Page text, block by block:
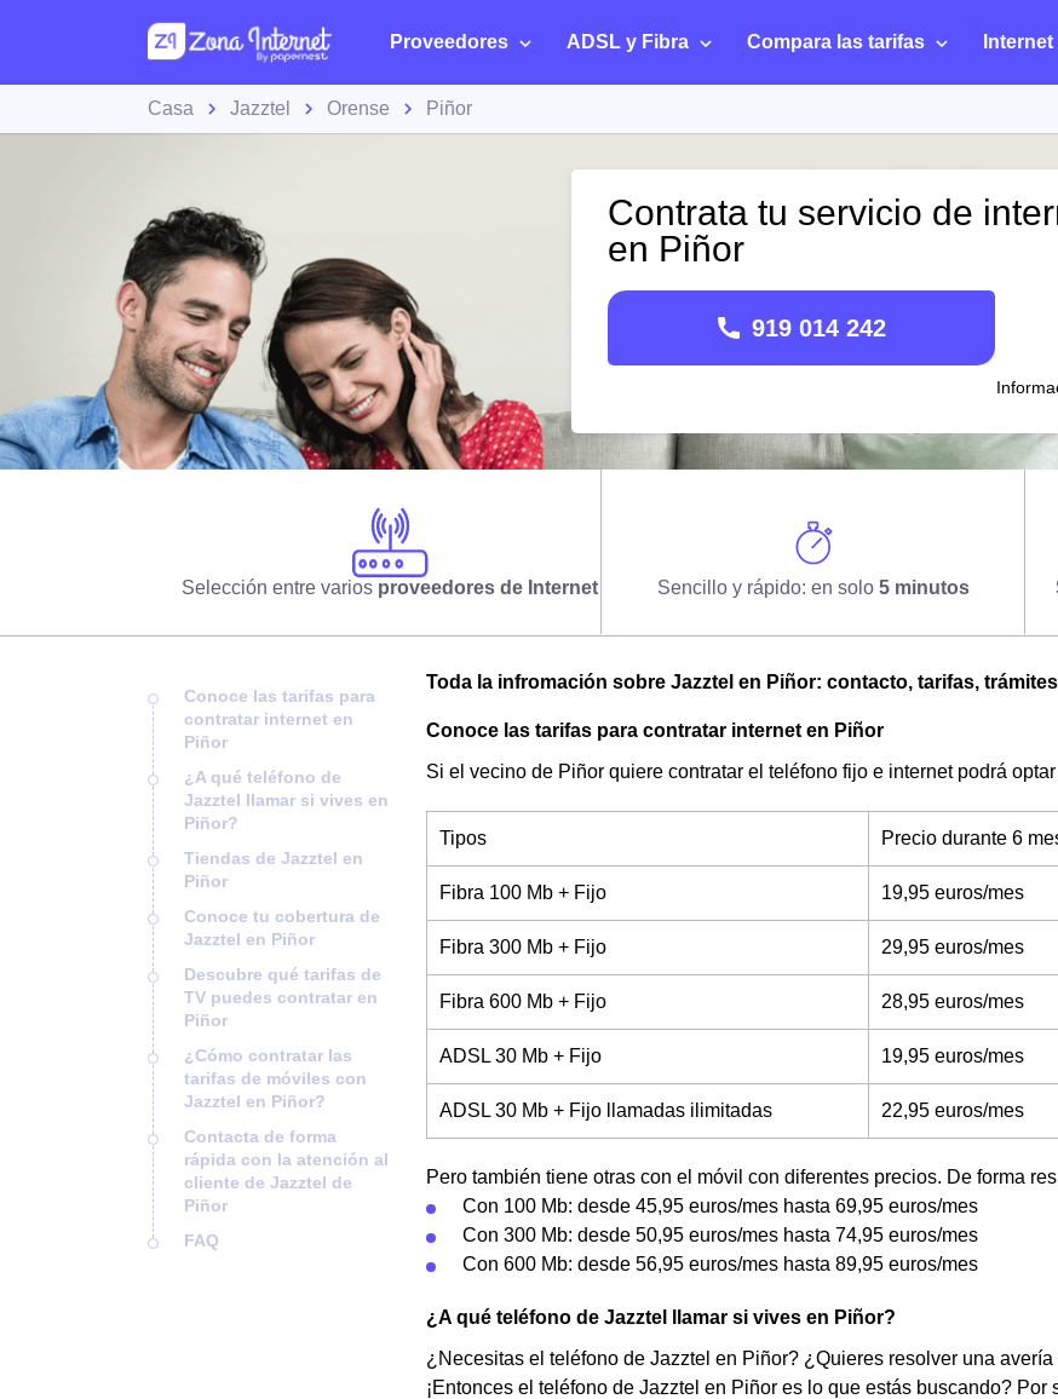
Proveedores ADSL y Fibra Compara las tarifas
Casa Jazztel Orense Piñor
Contrata tu servicio de
en Piñor
919 014 242
Selección entre varios proveedores de Internet Sencillo y rápido: en solo 5 minutos
Conoce las tarifas para
contratar internet en
Piñor
¿A qué teléfono de
Jazztel llamar si vives en
Piñor?
Tiendas de Jazztel en
Piñor
Conoce tu cobertura de
Jazztel en Piñor
Descubre qué tarifas de
TV puedes contratar en
Piñor
¿Cómo contratar las
tarifas de móviles con
Jazztel en Piñor?
Contacta de forma
rápida con la atención al
cliente de Jazztel de
Piñor
FAQ
Toda la infromación sobre Jazztel en Piñor: contacto, tarifas, trámites
Conoce las tarifas para contratar internet en Piñor
Si el vecino de Piñor quiere contratar el teléfono fijo e internet podrá
Tipos Precio durante 6
Fibra 100 Mb + Fijo 19,95 euros/mes
Fibra 300 Mb + Fijo 29,95 euros/mes
Fibra 600 Mb + Fijo 28,95 euros/mes
ADSL 30 Mb + Fijo 19,95 euros/mes
ADSL 30 Mb + Fijo llamadas ilimitadas 22,95 euros/mes
Pero también tiene otras con el móvil con diferentes precios. De forma
Con 100 Mb: desde 45,95 euros/mes hasta 69,95 euros/mes
Con 300 Mb: desde 50,95 euros/mes hasta 74,95 euros/mes
Con 600 Mb: desde 56,95 euros/mes hasta 89,95 euros/mes
¿A qué teléfono de Jazztel llamar si vives en Piñor?
¿Necesitas el teléfono de Jazztel en Piñor? ¿Quieres resolver una
¡Entonces el teléfono de Jazztel en Piñor es lo que estás buscando?